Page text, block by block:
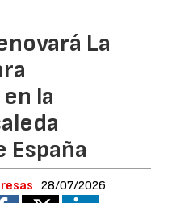
La
la
España
28/07/2026